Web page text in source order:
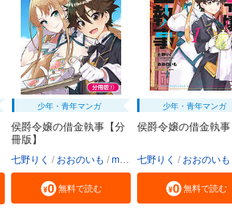
少年・青年マンガ
侯爵令嬢の借金執事【分
冊版】
七野りく おおのいも mmu
無料で読む
少年・青年マンガ
侯爵令嬢の借金執事
七野りく おおのいも
無料で読む